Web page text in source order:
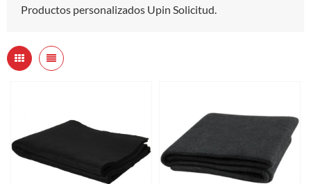
Productos personalizados Upin Solicitud.